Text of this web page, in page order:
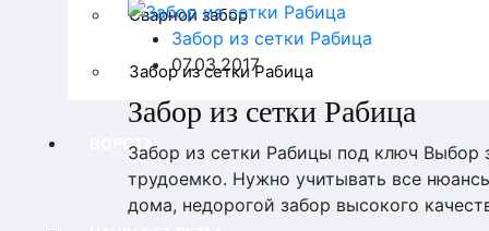
Сварной забор
Забор из сетки Рабица
ВОРОТА
Забор из сетки Рабица
07.03.2017
Забор из сетки Рабица
Забор из сетки Рабицы под ключ Выбор
трудоемко. Нужно учитывать все
дома, недорогой забор высокого